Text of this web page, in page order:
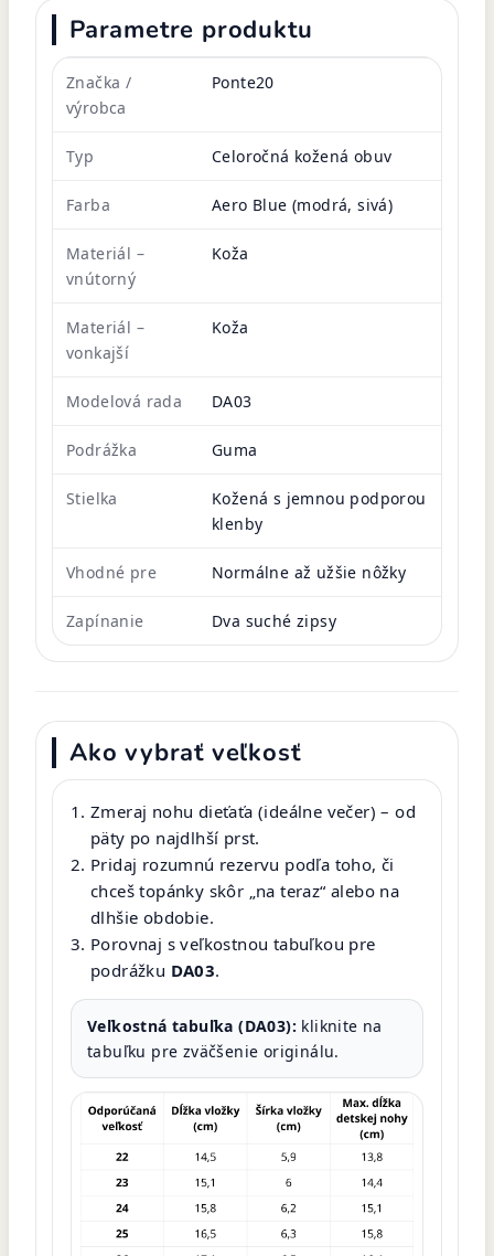
Parametre produktu
Značka /
výrobca
Ponte20
Typ Celoročná kožená obuv
Farba Aero Blue (modrá, sivá)
Materiál –
vnútorný
Koža
Materiál –
vonkajší
Koža
Modelová rada DA03
Podrážka Guma
Stielka
Kožená s jemnou podporou
klenby
Vhodné pre Normálne až užšie nôžky
Zapínanie Dva suché zipsy
Ako vybrať veľkosť
Zmeraj nohu dieťaťa (ideálne večer) – od
päty po najdlhší prst.
Pridaj rozumnú rezervu podľa toho, či
chceš topánky skôr „na teraz“ alebo na
dlhšie obdobie.
Porovnaj s veľkostnou tabuľkou pre
podrážku DA03.
Veľkostná tabuľka (DA03): kliknite na
tabuľku pre zväčšenie originálu.